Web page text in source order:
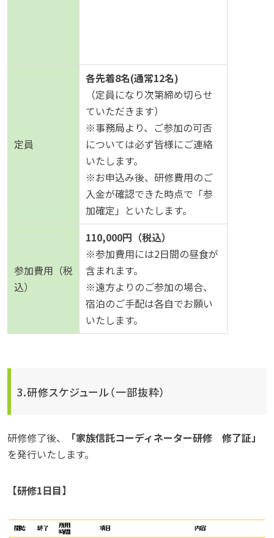
定員
各先着8名(通常12名)
（定員になり次第締め切らせ
ていただきます）
※事務局より、ご参加の可否
については必ず皆様にご連絡
いたします。
※お申込み後、研修費用のご
入金が確認できた時点で「参
加確定」といたします。
参加費用（税
込）
110,000円（税込）
※参加費用には2日間の昼食が
含まれます。
※遠方よりのご参加の場合、
宿泊のご手配は各自でお願い
いたします。
3.研修スケジュール（一部抜粋）
研修修了後、
「家族信託コーディネーター研修 修了証」
を発行いたします。
【研修1日目】